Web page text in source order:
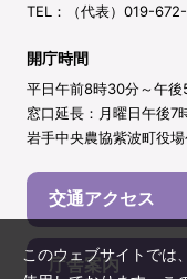
TEL：（代表）019-
開庁時間
平日午前8時30分～午後
窓口延長：月曜日午後7
岩手中央農協紫波町役
交通アクセス
庁舎案内
このウェブサイトでは